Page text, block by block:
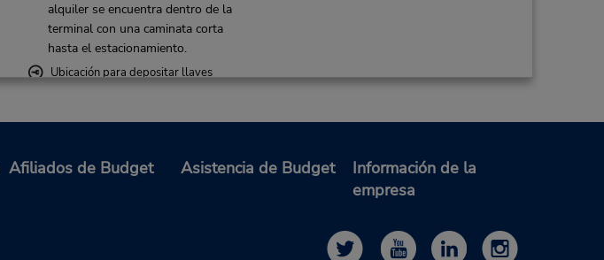
alquiler se encuentra dentro de la
terminal con una caminata corta
hasta el estacionamiento.
Ubicación para depositar llaves
Horario de servicio:
Hacer una reservación
Afiliados de Budget Asistencia de Budget
Información de la
empresa